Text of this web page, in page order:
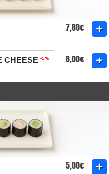
7,80€
CHEESE -5% 8,00€
5,00€